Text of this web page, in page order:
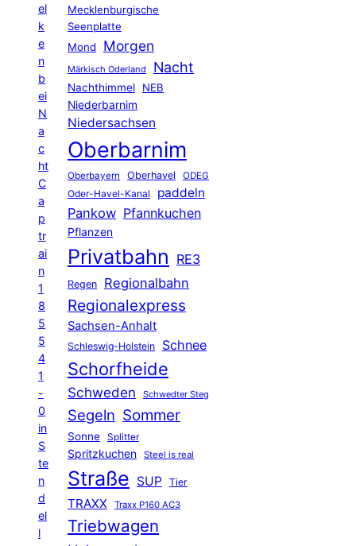
el
k
e
n
b
ei
N
a
c
ht
C
a
p
tr
ai
n
1
8
5
5
4
1
-
0
in
S
te
n
d
el
l
Mecklenburgische
Seenplatte
Mond
Morgen
Märkisch Oderland Nacht
Nachthimmel
NEB
Niederbarnim
Niedersachsen
Oberbarnim
Oberbayern Oberhavel ODEG
Oder-Havel-Kanal paddeln
Pankow Pfannkuchen
Pflanzen
Privatbahn RE3
Regen Regionalbahn
Regionalexpress
Sachsen-Anhalt
Schleswig-Holstein Schnee
Schorfheide
Schweden Schwedter Steg
Segeln Sommer
Sonne Splitter
Spritzkuchen Steel is real
Straße SUP Tier
TRAXX Traxx P160 AC3
Triebwagen